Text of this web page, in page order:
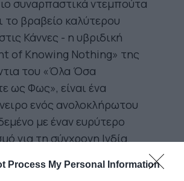
Process My Personal Information
συναρπαστικά ντεμπούτα
το βραβείο καλύτερου
Κάννες - η υβριδική
of Knowing Nothing» της
του «Όλα Όσα
ως Φως», είναι ένα
ενός ανολοκλήρωτου
με έναν ευρύτερο
για τη σύγχρονη Ινδία.
στην πανεπιστημιούπολη